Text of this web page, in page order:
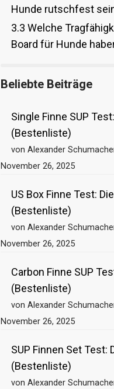
Hunde rutschfest
3.3 Welche
Board für Hunde
Beliebte Beiträge
Single Finne SUP
(Bestenliste)
von Alexander
November 26, 2025
US Box Finne Test:
(Bestenliste)
von Alexander
November 26, 2025
Carbon Finne SUP
(Bestenliste)
von Alexander
November 26, 2025
SUP Finnen Set Test:
(Bestenliste)
von Alexander